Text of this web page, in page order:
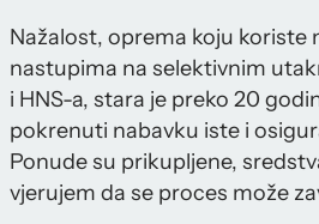
Nažalost, oprema koju koriste
nastupima na selektivnim
i HNS-a, stara je preko 20
pokrenuti nabavku iste i
Ponude su prikupljene,
vjerujem da se proces može